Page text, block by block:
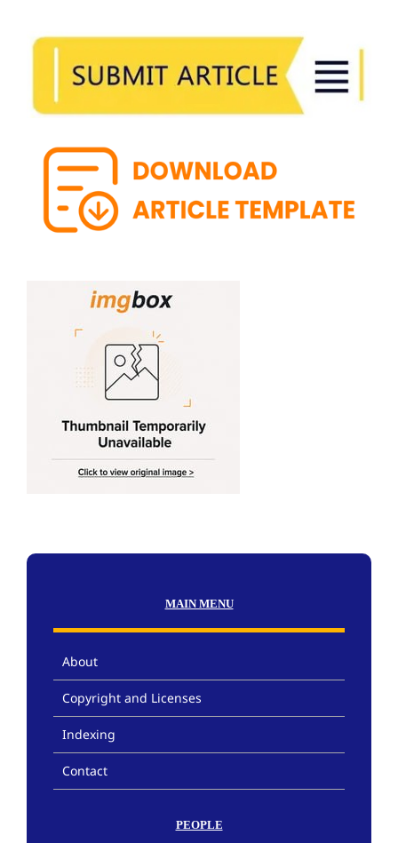
MAIN MENU
About
Copyright and Licenses
Indexing
Contact
PEOPLE